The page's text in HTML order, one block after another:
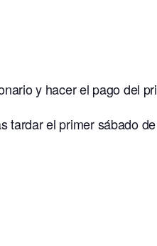
y hacer el pago del
tardar el primer sábado